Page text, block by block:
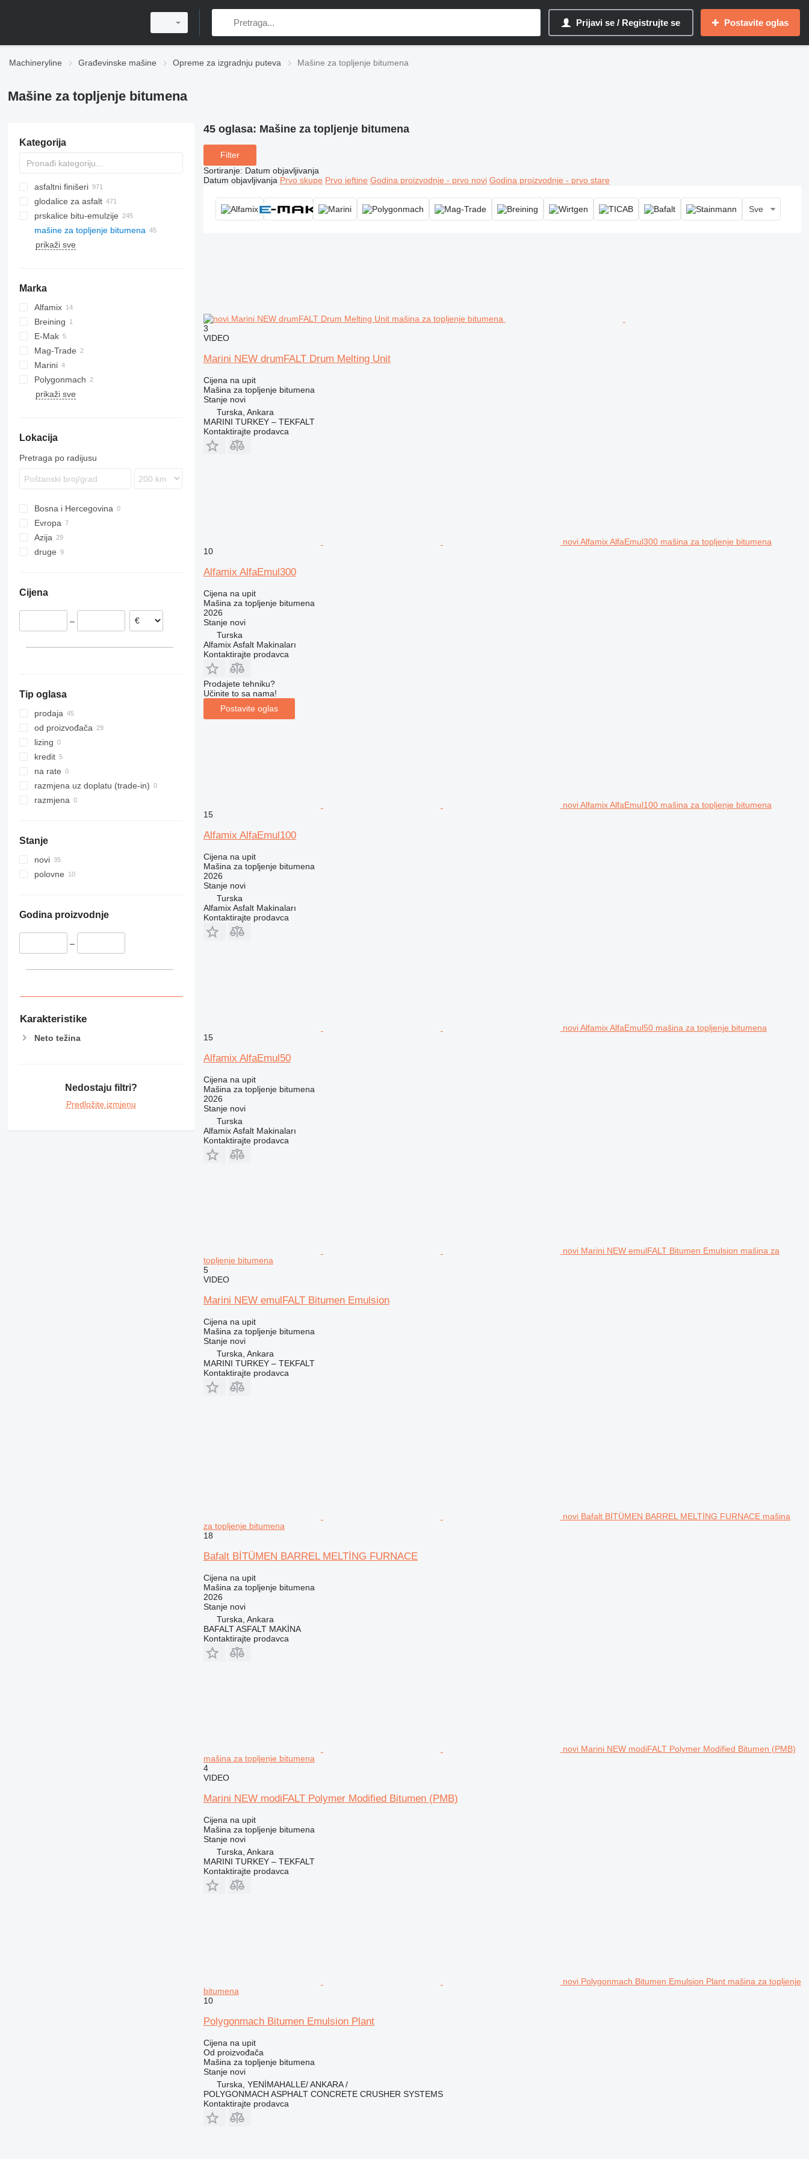
Prijavi se / Registrujte se Postavite oglas
Machineryline Građevinske mašine Opreme za izgradnju puteva Mašine za topljenje bitumena
Mašine za topljenje bitumena
Kategorija
asfaltni finišeri
asfaltni finišeri gusjeničari
asfaltni finišeri točkaši
glodalice za asfalt
prskalice bitu-emulzije
mašine za topljenje bitumena
prikaži sve
Marka
Alfamix
Breining
Mono
E-Mak
Madpatcher
Mag-Trade
Marini
Polygonmach
WR
prikaži sve
Lokacija
Pretraga po radijusu
Bosna i Hercegovina
Evropa
Hrvatska
Azija
Turska
druge
Cijena
–
Tip oglasa
prodaja
od proizvođača
lizing
kredit
na rate
razmjena uz doplatu (trade-in)
razmjena
Stanje
novi
polovne
Godina proizvodnje
–
Karakteristike
Neto težina
Nedostaju filtri?
Predložite izmjenu
45 oglasa: Mašine za topljenje bitumena
Filter
Sortiranje: Datum objavljivanja
Datum objavljivanja Prvo skupe Prvo jeftine Godina proizvodnje - prvo novi Godina proizvodnje - prvo stare
Sve
3
VIDEO
Marini NEW drumFALT Drum Melting Unit
Cijena na upit
Mašina za topljenje bitumena
Stanjenovi
Turska, Ankara
MARINI TURKEY – TEKFALT
Kontaktirajte prodavca
novi Alfamix AlfaEmul300 mašina za topljenje bitumena
10
Alfamix AlfaEmul300
Cijena na upit
Mašina za topljenje bitumena
2026
Stanjenovi
Turska
Alfamix Asfalt Makinaları
Kontaktirajte prodavca
Prodajete tehniku?
Učinite to sa nama!
Postavite oglas
novi Alfamix AlfaEmul100 mašina za topljenje bitumena
15
Alfamix AlfaEmul100
Cijena na upit
Mašina za topljenje bitumena
2026
Stanjenovi
Turska
Alfamix Asfalt Makinaları
Kontaktirajte prodavca
novi Alfamix AlfaEmul50 mašina za topljenje bitumena
15
Alfamix AlfaEmul50
Cijena na upit
Mašina za topljenje bitumena
2026
Stanjenovi
Turska
Alfamix Asfalt Makinaları
Kontaktirajte prodavca
novi Marini NEW emulFALT Bitumen Emulsion mašina za
topljenje bitumena
5
VIDEO
Marini NEW emulFALT Bitumen Emulsion
Cijena na upit
Mašina za topljenje bitumena
Stanjenovi
Turska, Ankara
MARINI TURKEY – TEKFALT
Kontaktirajte prodavca
novi Bafalt BİTÜMEN BARREL MELTİNG FURNACE mašina
za topljenje bitumena
18
Bafalt BİTÜMEN BARREL MELTİNG FURNACE
Cijena na upit
Mašina za topljenje bitumena
2026
Stanjenovi
Turska, Ankara
BAFALT ASFALT MAKİNA
Kontaktirajte prodavca
novi Marini NEW modiFALT Polymer Modified Bitumen (PMB)
mašina za topljenje bitumena
4
VIDEO
Marini NEW modiFALT Polymer Modified Bitumen (PMB)
Cijena na upit
Mašina za topljenje bitumena
Stanjenovi
Turska, Ankara
MARINI TURKEY – TEKFALT
Kontaktirajte prodavca
novi Polygonmach Bitumen Emulsion Plant mašina za topljenje
bitumena
10
Polygonmach Bitumen Emulsion Plant
Cijena na upit
Od proizvođača
Mašina za topljenje bitumena
Stanjenovi
Turska, YENİMAHALLE/ ANKARA /
POLYGONMACH ASPHALT CONCRETE CRUSHER SYSTEMS
Kontaktirajte prodavca